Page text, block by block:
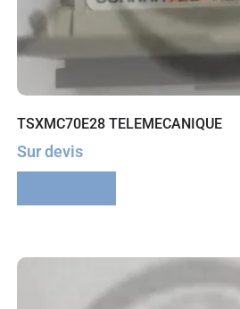
TSXMC70E28 TELEMECANIQUE
Sur devis